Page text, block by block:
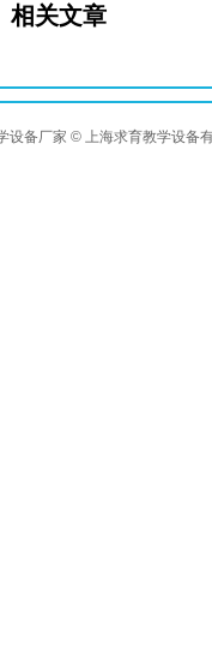
相关文章
设备厂家 © 上海求育教学设备